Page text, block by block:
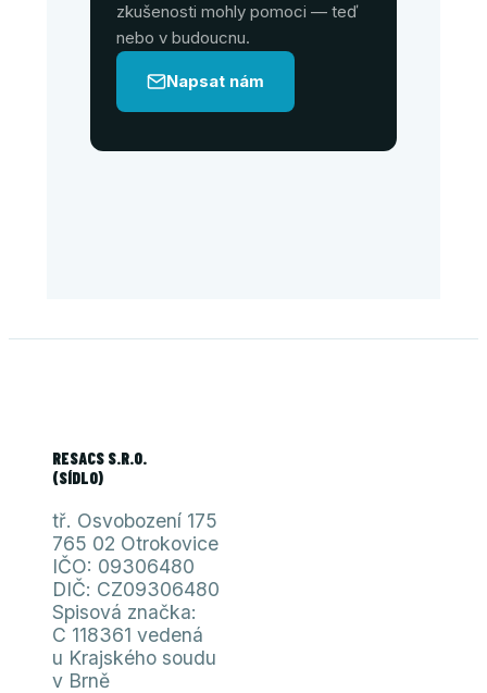
zkušenosti mohly pomoci — teď
nebo v budoucnu.
Napsat nám
RESACS S.R.O.
(SÍDLO)
tř. Osvobození 175
765 02 Otrokovice
IČO: 09306480
DIČ: CZ09306480
Spisová značka:
C 118361 vedená
u Krajského soudu
v Brně